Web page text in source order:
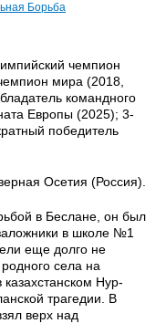
Борьба
чемпион
мира (2018,
командного
Европы (2025); 3-
победитель
Осетия (Россия).
в Беслане, он был
в школе №1
еще долго не
села на
Нур-
трагедии. В
верх над